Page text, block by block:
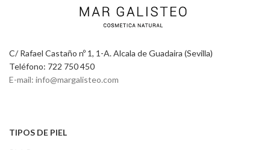
C/ Rafael Castaño nº 1, 1-A. Alcala de Guadaira (Sevilla)
Teléfono: 722 750 450
E-mail: info@margalisteo.com
TIPOS DE PIEL